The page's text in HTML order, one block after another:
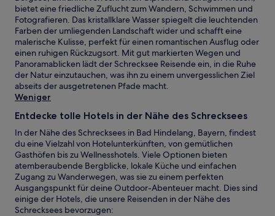
bietet eine friedliche Zuflucht zum Wandern, Schwimmen und
Fotografieren. Das kristallklare Wasser spiegelt die leuchtenden
Farben der umliegenden Landschaft wider und schafft eine
malerische Kulisse, perfekt für einen romantischen Ausflug oder
einen ruhigen Rückzugsort. Mit gut markierten Wegen und
Panoramablicken lädt der Schrecksee Reisende ein, in die Ruhe
der Natur einzutauchen, was ihn zu einem unvergesslichen Ziel
abseits der ausgetretenen Pfade macht.
Weniger
Entdecke tolle Hotels in der Nähe des Schrecksees
In der Nähe des Schrecksees in Bad Hindelang, Bayern, findest
du eine Vielzahl von Hotelunterkünften, von gemütlichen
Gasthöfen bis zu Wellnesshotels. Viele Optionen bieten
atemberaubende Bergblicke, lokale Küche und einfachen
Zugang zu Wanderwegen, was sie zu einem perfekten
Ausgangspunkt für deine Outdoor-Abenteuer macht. Dies sind
einige der Hotels, die unsere Reisenden in der Nähe des
Schrecksees bevorzugen: